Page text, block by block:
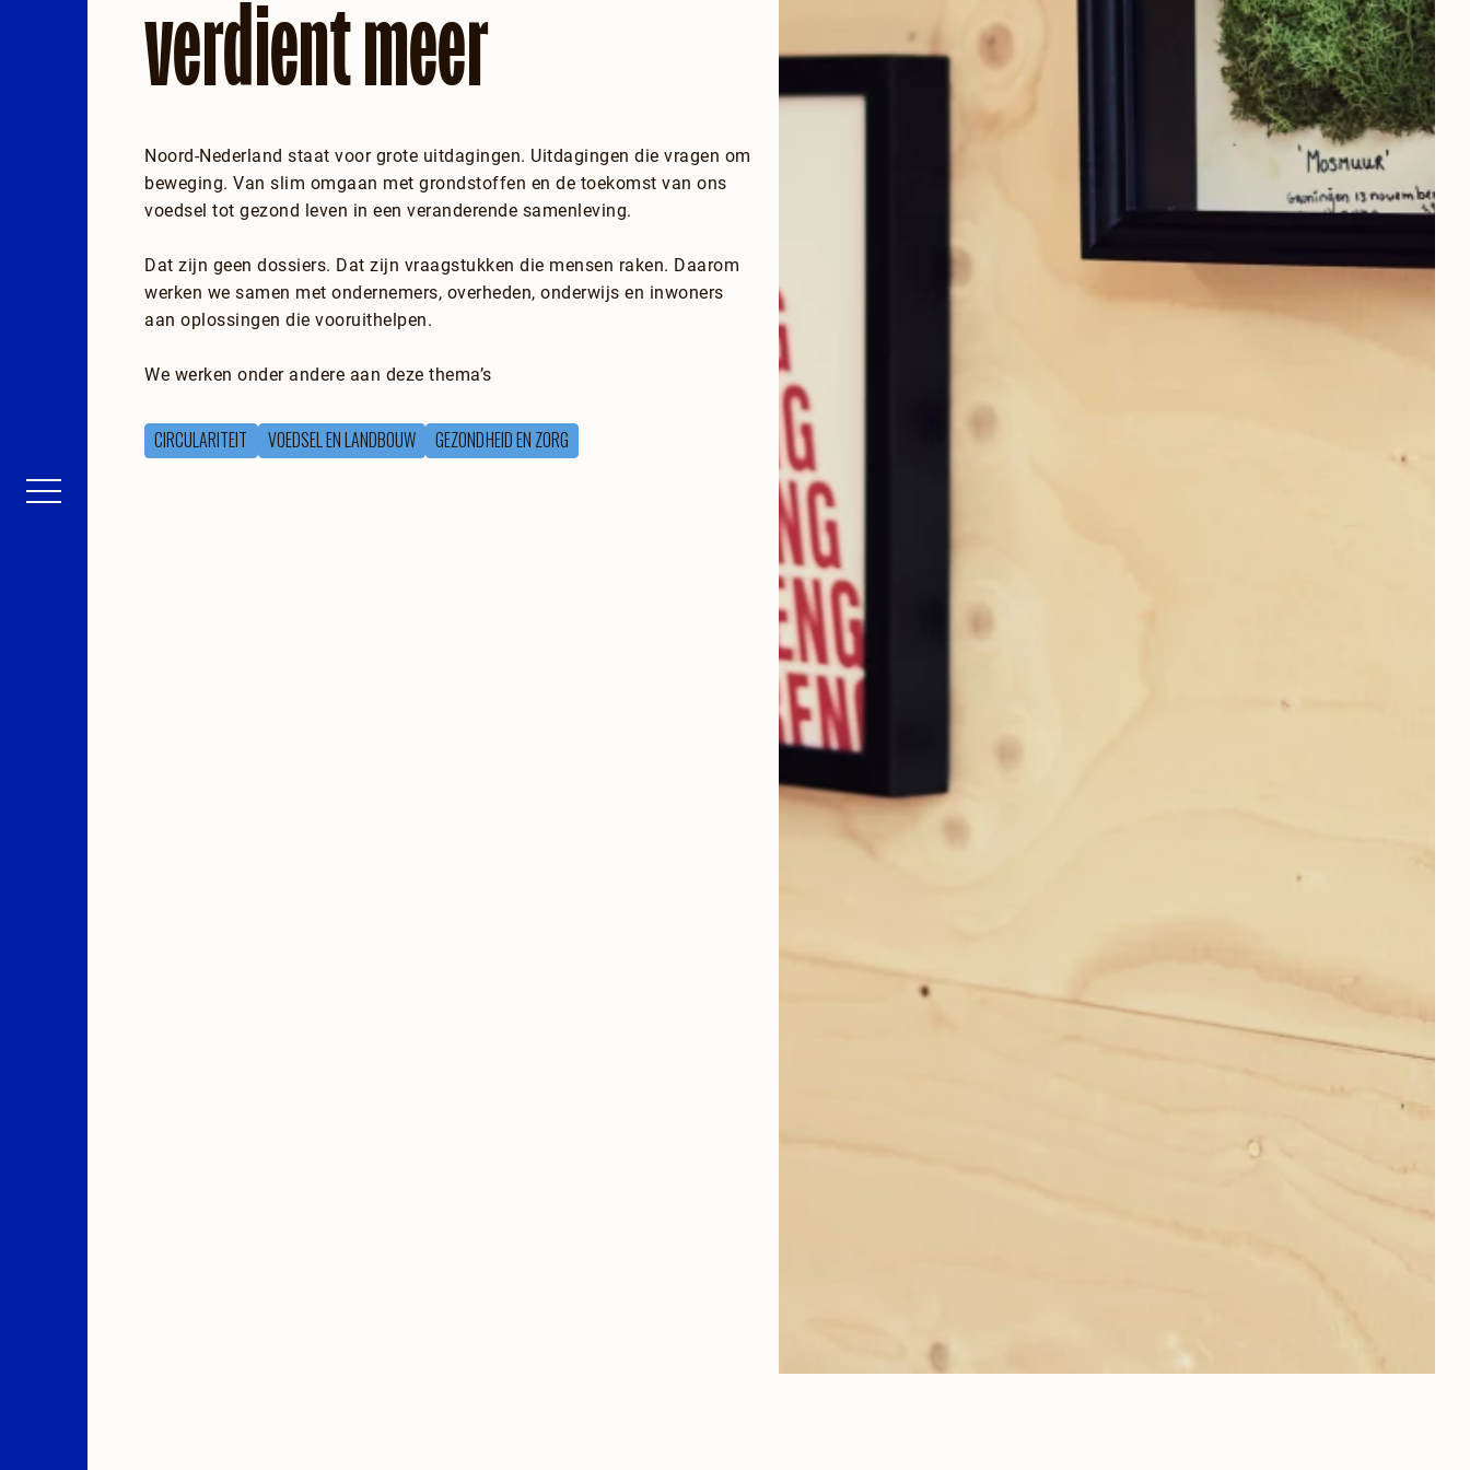
verdient meer
Noord-Nederland staat voor grote uitdagingen. Uitdagingen die vragen om
beweging. Van slim omgaan met grondstoffen en de toekomst van ons
voedsel tot gezond leven in een veranderende samenleving.
Dat zijn geen dossiers. Dat zijn vraagstukken die mensen raken. Daarom
werken we samen met ondernemers, overheden, onderwijs en inwoners
aan oplossingen die vooruithelpen.
We werken onder andere aan deze thema’s
CIRCULARITEIT VOEDSEL EN LANDBOUW GEZONDHEID EN ZORG